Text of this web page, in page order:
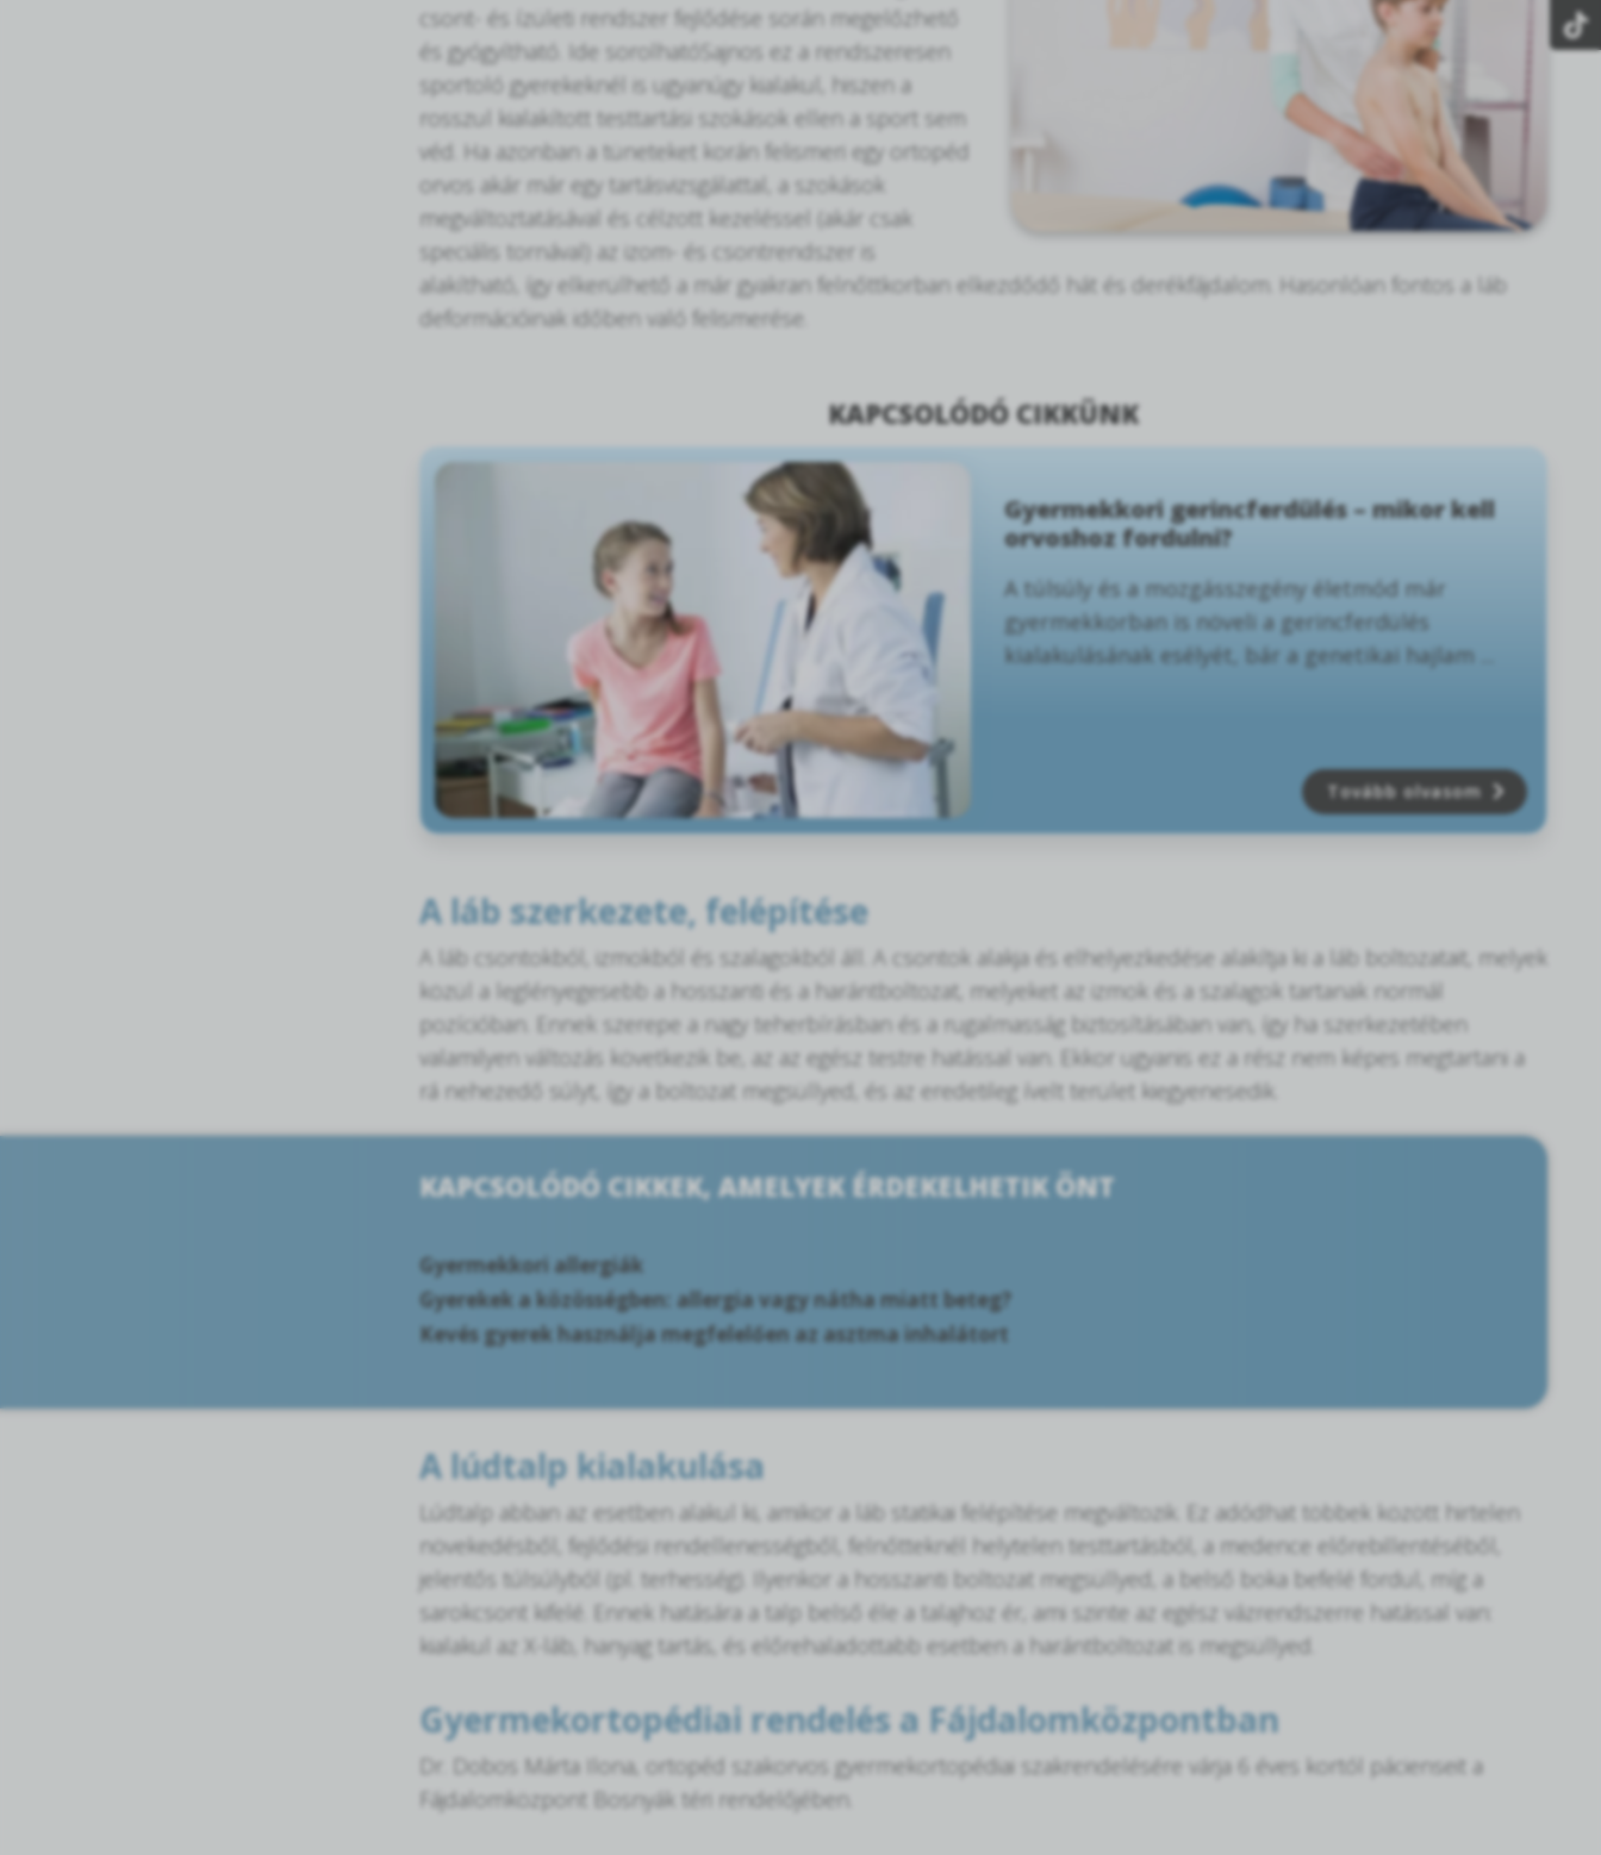
csont- és ízületi rendszer fejlődése során megelőzhető
és gyógyítható. Ide sorolhatóSajnos ez a rendszeresen
sportoló gyerekeknél is ugyanúgy kialakul, hiszen a
rosszul kialakított testtartási szokások ellen a sport sem
véd. Ha azonban a tüneteket korán felismeri egy ortopéd
orvos akár már egy tartásvizsgálattal, a szokások
megváltoztatásával és célzott kezeléssel (akár csak
speciális tornával) az izom- és csontrendszer is
alakítható, így elkerülhető a már gyakran felnőttkorban elkezdődő hát és derékfájdalom. Hasonlóan fontos a láb
deformációinak időben való felismerése.
KAPCSOLÓDÓ CIKKÜNK
Gyermekkori gerincferdülés – mikor kell
orvoshoz fordulni?
A túlsúly és a mozgásszegény életmód már
gyermekkorban is növeli a gerincferdülés
kialakulásának esélyét, bár a genetikai hajlam ...
Tovább olvasom
A láb szerkezete, felépítése
A láb csontokból, izmokból és szalagokból áll. A csontok alakja és elhelyezkedése alakítja ki a láb boltozatait, melyek
közül a leglényegesebb a hosszanti és a harántboltozat, melyeket az izmok és a szalagok tartanak normál
pozícióban. Ennek szerepe a nagy teherbírásban és a rugalmasság biztosításában van, így ha szerkezetében
valamilyen változás következik be, az az egész testre hatással van. Ekkor ugyanis ez a rész nem képes megtartani a
rá nehezedő súlyt, így a boltozat megsüllyed, és az eredetileg ívelt terület kiegyenesedik.
KAPCSOLÓDÓ CIKKEK, AMELYEK ÉRDEKELHETIK ÖNT
Gyermekkori allergiák
Gyerekek a közösségben: allergia vagy nátha miatt beteg?
Kevés gyerek használja megfelelően az asztma inhalátort
A lúdtalp kialakulása
Lúdtalp abban az esetben alakul ki, amikor a láb statikai felépítése megváltozik. Ez adódhat többek között hirtelen
növekedésből, fejlődési rendellenességből, felnőtteknél helytelen testtartásból, a medence előrebillentéséből,
jelentős túlsúlyból (pl. terhesség). Ilyenkor a hosszanti boltozat megsüllyed, a belső boka befelé fordul, míg a
sarokcsont kifelé. Ennek hatására a talp belső éle a talajhoz ér, ami szinte az egész vázrendszerre hatással van:
kialakul az X-láb, hanyag tartás, és előrehaladottabb esetben a harántboltozat is megsüllyed.
Gyermekortopédiai rendelés a Fájdalomközpontban
Dr. Dobos Márta Ilona, ortopéd szakorvos gyermekortopédiai szakrendelésére várja 6 éves kortól pácienseit a
Fájdalomközpont Bosnyák téri rendelőjében.